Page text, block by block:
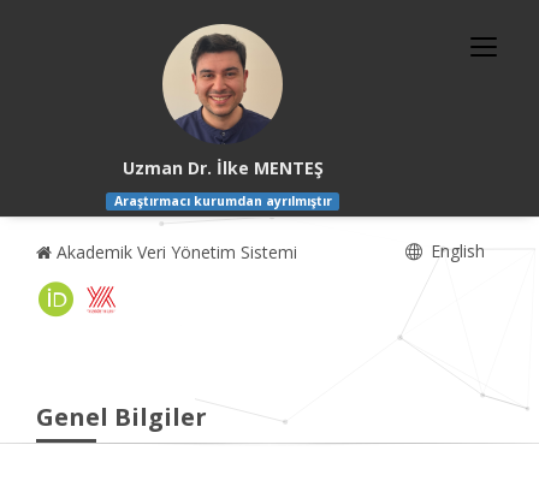
Uzman Dr. İlke MENTEŞ
Araştırmacı kurumdan ayrılmıştır
Akademik Veri Yönetim Sistemi English
Genel Bilgiler